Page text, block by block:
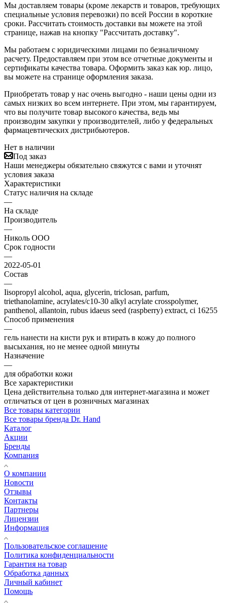
Мы доставляем товары (кроме лекарств и товаров, требующих
специальные условия перевозки) по всей России в короткие
сроки. Рассчитать стоимость доставки вы можете на этой
странице, нажав на кнопку "Рассчитать доставку".
Мы работаем с юридическими лицами по безналичному
расчету. Предоставляем при этом все отчетные документы и
сертификаты качества товара. Оформить заказ как юр. лицо,
вы можете на странице оформления заказа.
Приобретать товар у нас очень выгодно - наши цены одни из
самых низких во всем интернете. При этом, мы гарантируем,
что вы получите товар высокого качества, ведь мы
производим закупки у производителей, либо у федеральных
фармацевтических дистрибьютеров.
Нет в наличии
Под заказ
Наши менеджеры обязательно свяжутся с вами и уточнят
условия заказа
Характеристики
Статус наличия на складе
—
На складе
Производитель
—
Николь ООО
Срок годности
—
2022-05-01
Состав
—
Iisopropyl alcohol, aqua, glycerin, triclosan, parfum,
triethanolamine, acrylates/c10-30 alkyl acrylate crosspolymer,
panthenol, allantoin, rubus idaeus seed (raspberry) extract, ci 16255
Способ применения
—
гель нанести на кисти рук и втирать в кожу до полного
высыхания, но не менее одной минуты
Назначение
—
для обработки кожи
Все характеристики
Цена действительна только для интернет-магазина и может
отличаться от цен в розничных магазинах
Все товары категории
Все товары бренда Dr. Hand
Каталог
Акции
Бренды
Компания
О компании
Новости
Отзывы
Контакты
Партнеры
Лицензии
Информация
Пользовательское соглашение
Политика конфиденциальности
Гарантия на товар
Обработка данных
Личный кабинет
Помощь